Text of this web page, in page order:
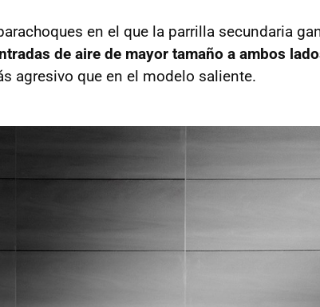
en el que la parrilla secundaria
de aire de mayor tamaño a ambos
agresivo que en el modelo saliente.